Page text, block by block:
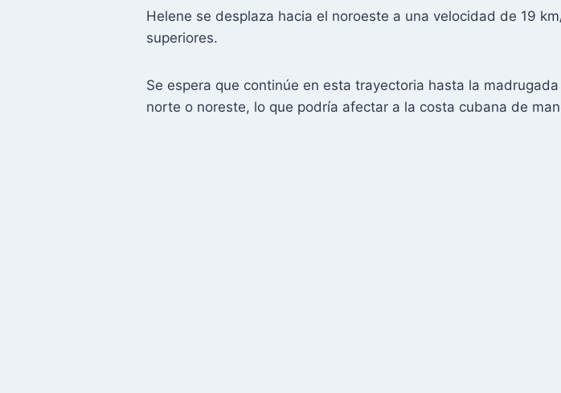
Helene se desplaza hacia el noroeste a una velocidad de 19
superiores.
Se espera que continúe en esta trayectoria hasta la
norte o noreste, lo que podría afectar a la costa cubana de